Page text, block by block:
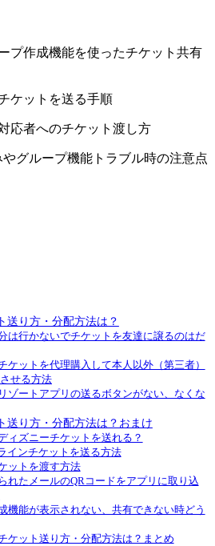
プ作成機能を使ったチケット共有
ケットを送る手順
応者へのチケット渡し方
グループ機能トラブル時の注意点
送り方・分配方法は？
は行かないでチケットを友達に譲るのはだ
ケットを代理購入して本人以外（第三者）
せる方法
ゾートアプリの送るボタンがない、なくな
送り方・分配方法は？おまけ
ィズニーチケットを送れる？
インチケットを送る方法
ットを渡す方法
れたメールのQRコードをアプリに取り込
機能が表示されない、共有できない時どう
ケット送り方・分配方法は？まとめ